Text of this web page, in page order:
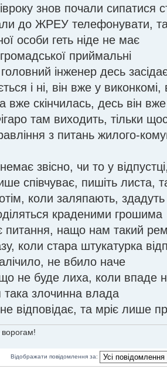
знов почали сипатися
до ЖРЕУ телефонувати,
особи геть ніде не має
приймальні
інженер десь
і ні, він вже у виконкомі,
скінчилась, десь він вже
там виходить, тільки
з питань жилого-
звісно, чи то у
співчуває, пишіть листа,
коли заляпають,
краденими грошима
питання, нащо нам такий
коли стара штукатурка
не вбило наче
що не буде лиха, коли впаде
така злочинна влада
відповідає, та мріє лише
Відображати повідомлення за: